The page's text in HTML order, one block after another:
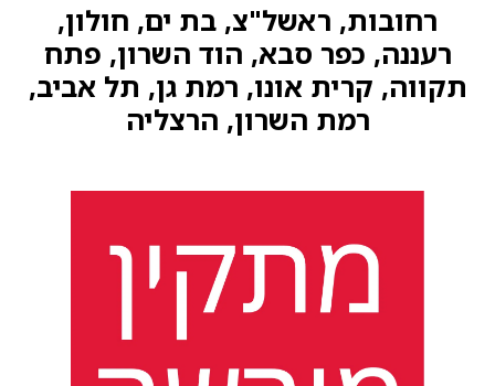
רחובות, ראשל"צ, בת ים, חולון,
רעננה, כפר סבא, הוד השרון, פתח
תקווה, קרית אונו, רמת גן, תל אביב,
רמת השרון, הרצליה